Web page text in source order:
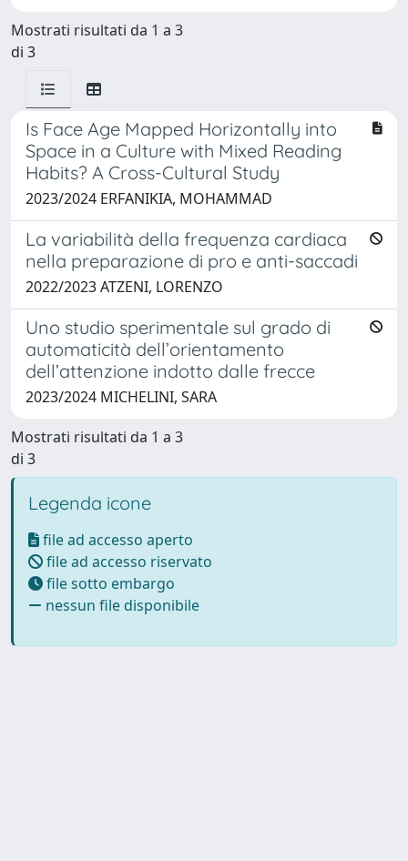
Mostrati risultati da 1 a 3
di 3
Is Face Age Mapped Horizontally into
Space in a Culture with Mixed Reading
Habits? A Cross-Cultural Study
2023/2024 ERFANIKIA, MOHAMMAD
La variabilità della frequenza cardiaca
nella preparazione di pro e anti-saccadi
2022/2023 ATZENI, LORENZO
Uno studio sperimentale sul grado di
automaticità dell’orientamento
dell’attenzione indotto dalle frecce
2023/2024 MICHELINI, SARA
Mostrati risultati da 1 a 3
di 3
Legenda icone
file ad accesso aperto
file ad accesso riservato
file sotto embargo
nessun file disponibile